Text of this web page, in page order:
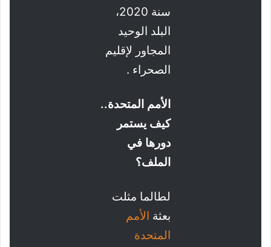
سنة 2020،
البلد الوحيد
المجاور لإقليم
الصحراء .
الأمم المتحدة..
كيف يستمر
دورها في
الملف؟
لطالما مثلت
بعثة الأمم
المتحدة